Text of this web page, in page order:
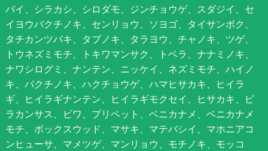
バイ、シラカシ、シロダモ、ジンチョウゲ、スダジイ、セ
イヨウバクチノキ、センリョウ、ソヨゴ、タイサンボク、
タチカンツバキ、タブノキ、タラヨウ、チャノキ、ツゲ、
トウネズミモチ、トキワマンサク、トベラ、ナナミノキ、
ナワシログミ、ナンテン、ニッケイ、ネズミモチ、ハイノ
キ、バクチノキ、ハクチョウゲ、ハマヒサカキ、ヒイラ
ギ、ヒイラギナンテン、ヒイラギモクセイ、ヒサカキ、ピ
ラカンサス、ビワ、プリペット、ベニカナメ、ベニカナメ
モチ、ボックスウッド、マサキ、マテバシイ、マホニアコ
ンヒューサ、マメツゲ、マンリョウ、モチノキ、モッコ